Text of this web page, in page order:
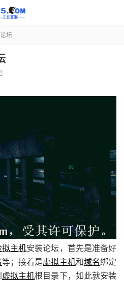
坛
拟主机安装论坛，首先是准备好
等；接着是虚拟主机和域名绑定
虚拟主机根目录下，如此就安装